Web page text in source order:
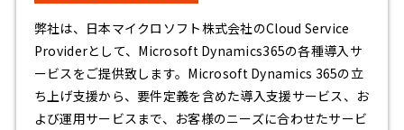
弊社は、日本マイクロソフト株式会社のCloud Service
Providerとして、Microsoft Dynamics365の各種導入サ
ービスをご提供致します。Microsoft Dynamics 365の立
ち上げ支援から、要件定義を含めた導入支援サービス、お
よび運用サービスまで、お客様のニーズに合わせたサービ